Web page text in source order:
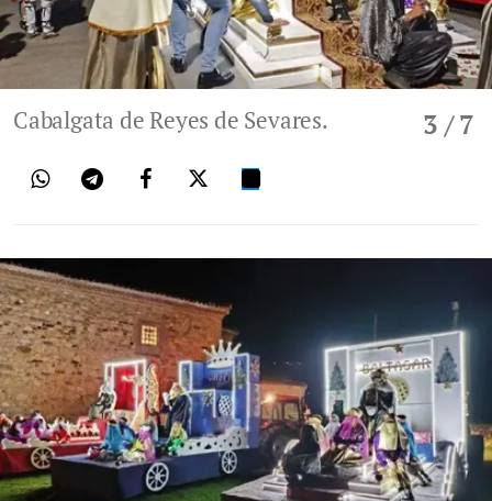
3 / 7
Cabalgata de Reyes de Sevares.